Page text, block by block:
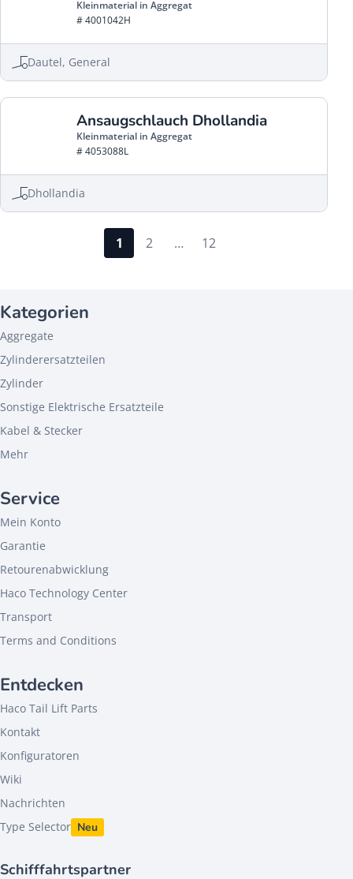
Kleinmaterial in Aggregat
# 4001042H
Dautel, General
Ansaugschlauch Dhollandia
Kleinmaterial in Aggregat
# 4053088L
Dhollandia
1 2 … 12
Kategorien
Aggregate
Zylinderersatzteilen
Zylinder
Sonstige Elektrische Ersatzteile
Kabel & Stecker
Mehr
Service
Mein Konto
Garantie
Retourenabwicklung
Haco Technology Center
Transport
Terms and Conditions
Entdecken
Haco Tail Lift Parts
Kontakt
Konfiguratoren
Wiki
Nachrichten
Type Selector Neu
Schifffahrtspartner